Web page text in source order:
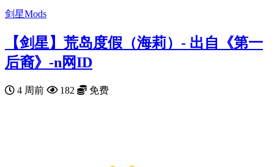
剑星Mods
【剑星】荒岛度假（海莉）- 出自《第一
后裔》-n网ID
4 周前 182 免费